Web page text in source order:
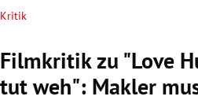
Kritik
Filmkritik zu "Love
tut weh": Makler